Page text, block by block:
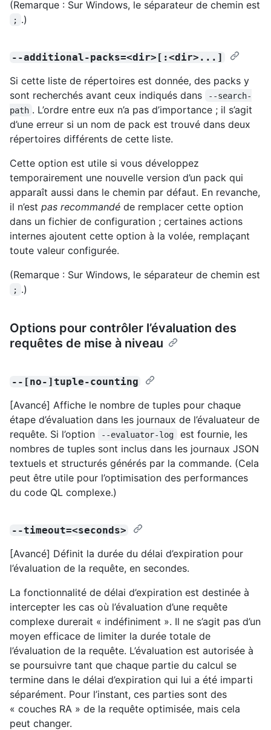
(Remarque : Sur Windows, le séparateur de chemin est
; .)
--additional-packs=<dir>[:<dir>...]
Si cette liste de répertoires est donnée, des packs y
sont recherchés avant ceux indiqués dans
--search-
path . L’ordre entre eux n’a pas d’importance ; il s’agit
d’une erreur si un nom de pack est trouvé dans deux
répertoires différents de cette liste.
Cette option est utile si vous développez
temporairement une nouvelle version d’un pack qui
apparaît aussi dans le chemin par défaut. En revanche,
il n’est pas recommandé de remplacer cette option
dans un fichier de configuration ; certaines actions
internes ajoutent cette option à la volée, remplaçant
toute valeur configurée.
(Remarque : Sur Windows, le séparateur de chemin est
; .)
Options pour contrôler l’évaluation des
requêtes de mise à niveau
--[no-]tuple-counting
[Avancé] Affiche le nombre de tuples pour chaque
étape d’évaluation dans les journaux de l’évaluateur de
requête. Si l’option
--evaluator-log
est fournie, les
nombres de tuples sont inclus dans les journaux JSON
textuels et structurés générés par la commande. (Cela
peut être utile pour l’optimisation des performances
du code QL complexe.)
--timeout=<seconds>
[Avancé] Définit la durée du délai d’expiration pour
l’évaluation de la requête, en secondes.
La fonctionnalité de délai d’expiration est destinée à
intercepter les cas où l’évaluation d’une requête
complexe durerait « indéfiniment ». Il ne s’agit pas d’un
moyen efficace de limiter la durée totale de
l’évaluation de la requête. L’évaluation est autorisée à
se poursuivre tant que chaque partie du calcul se
termine dans le délai d’expiration qui lui a été imparti
séparément. Pour l’instant, ces parties sont des
« couches RA » de la requête optimisée, mais cela
peut changer.